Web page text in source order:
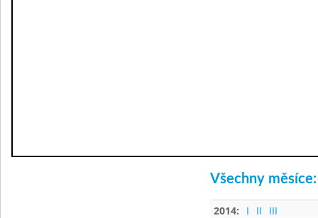
Všechny měsíce:
2014: I II
III